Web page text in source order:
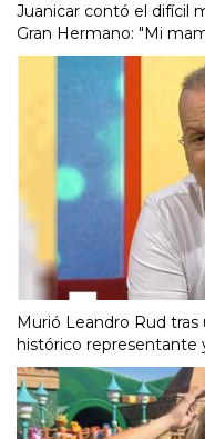
Juanicar contó el difícil
Gran Hermano: "Mi
Murió Leandro Rud
histórico representante